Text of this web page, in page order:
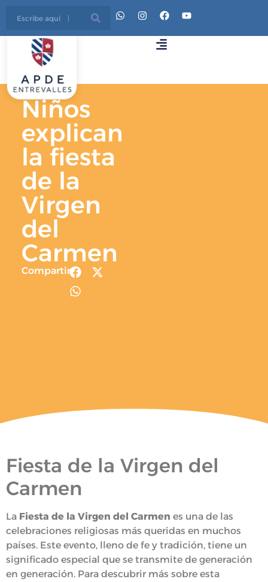
Niños
explican
la fiesta
de la
Virgen
del
Carmen
Compartir
Fiesta de la Virgen del
Carmen
La Fiesta de la Virgen del Carmen es una de las
celebraciones religiosas más queridas en muchos
países. Este evento, lleno de fe y tradición, tiene un
significado especial que se transmite de generación
en generación. Para descubrir más sobre esta